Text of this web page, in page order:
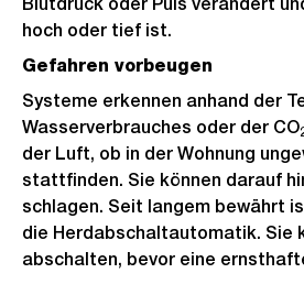
hoch oder tief ist.
Gefahren vorbeugen
Systeme erkennen anhand der
Wasserverbrauches oder der CO
der Luft, ob in der Wohnung
stattfinden. Sie können darauf
schlagen. Seit langem bewährt
die Herdabschaltautomatik. Sie
abschalten, bevor eine